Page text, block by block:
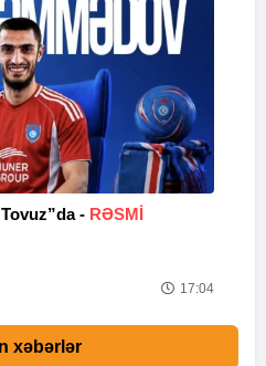
- RƏSMİ
17:04
xəbərlər